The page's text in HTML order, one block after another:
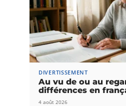
DIVERTISSEMENT
Au vu de ou au
différences en
4 août 2026